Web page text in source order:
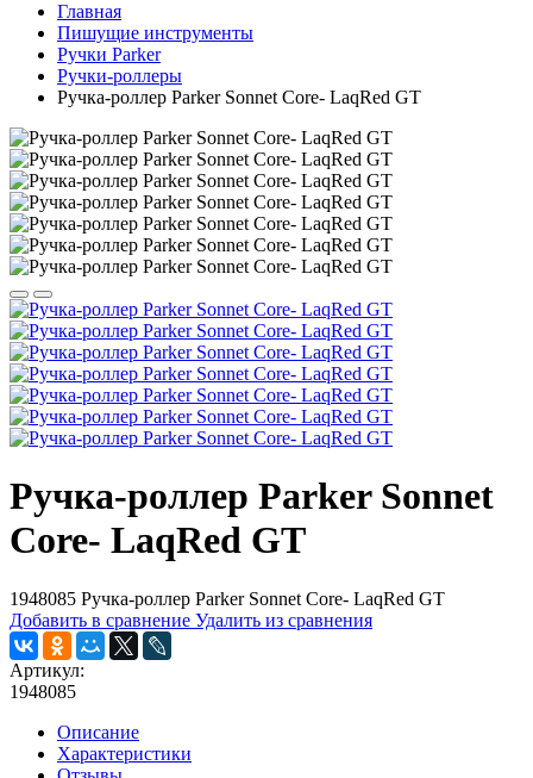
Главная
Пишущие инструменты
Ручки Parker
Ручки-роллеры
Ручка-роллер Parker Sonnet Core- LaqRed GT
Ручка-роллер Parker Sonnet
Core- LaqRed GT
1948085 Ручка-роллер Parker Sonnet Core- LaqRed GT
Добавить в сравнение Удалить из сравнения
Артикул:
1948085
Описание
Характеристики